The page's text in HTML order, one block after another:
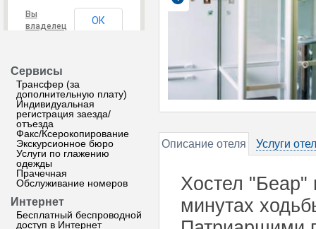
Вы
владелец
ОК
Сервисы
Трансфер (за
дополнительную плату)
Индивидуальная
регистрация заезда/
отъезда
Факс/Ксерокопирование
Экскурсионное бюро
Услуги по глажению
одежды
Прачечная
Обслуживание номеров
Интернет
Бесплатный беспроводной
доступ в Интернет
Описание отеля Услуги
Хостел "Беар"
минутах